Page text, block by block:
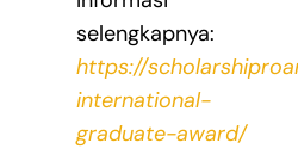
selengkapnya:
https://
international-
graduate-award/